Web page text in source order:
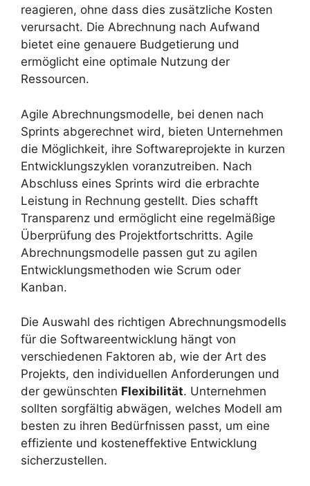
reagieren, ohne dass dies zusätzliche Kosten
verursacht. Die Abrechnung nach Aufwand
bietet eine genauere Budgetierung und
ermöglicht eine optimale Nutzung der
Ressourcen.
Agile Abrechnungsmodelle, bei denen nach
Sprints abgerechnet wird, bieten Unternehmen
die Möglichkeit, ihre Softwareprojekte in kurzen
Entwicklungszyklen voranzutreiben. Nach
Abschluss eines Sprints wird die erbrachte
Leistung in Rechnung gestellt. Dies schafft
Transparenz und ermöglicht eine regelmäßige
Überprüfung des Projektfortschritts. Agile
Abrechnungsmodelle passen gut zu agilen
Entwicklungsmethoden wie Scrum oder
Kanban.
Die Auswahl des richtigen Abrechnungsmodells
für die Softwareentwicklung hängt von
verschiedenen Faktoren ab, wie der Art des
Projekts, den individuellen Anforderungen und
der gewünschten Flexibilität. Unternehmen
sollten sorgfältig abwägen, welches Modell am
besten zu ihren Bedürfnissen passt, um eine
effiziente und kosteneffektive Entwicklung
sicherzustellen.